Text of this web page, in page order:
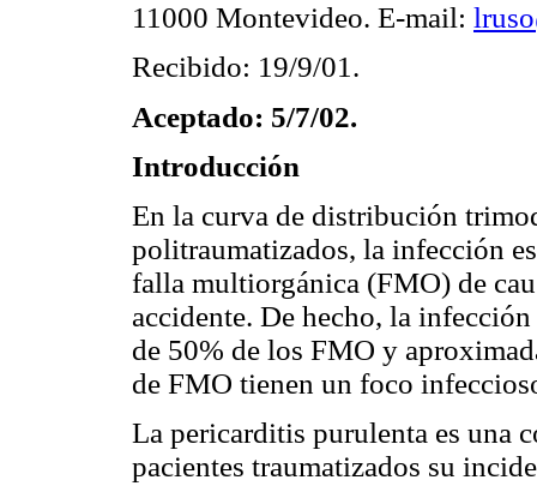
11000 Montevideo. E-mail:
Recibido: 19/9/01.
Aceptado: 5/7/02.
Introducción
En la curva de distribución
politraumatizados, la infección
falla multiorgánica (FMO) de
accidente. De hecho, la
de 50% de los FMO y
de FMO tienen un foco
La pericarditis purulenta es una
pacientes traumatizados su